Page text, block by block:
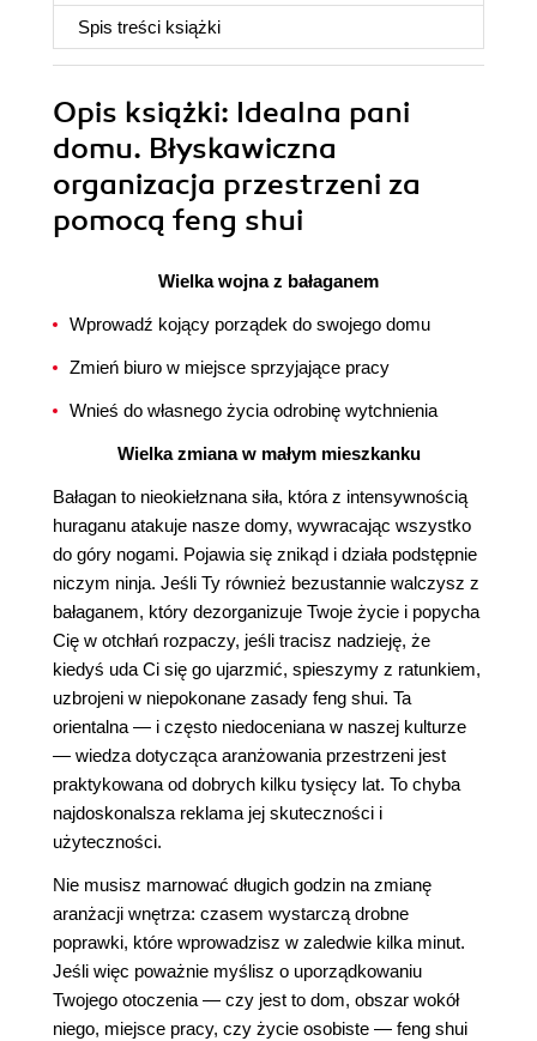
Spis treści książki
Opis książki: Idealna pani
domu. Błyskawiczna
organizacja przestrzeni za
pomocą feng shui
Wielka wojna z bałaganem
Wprowadź kojący porządek do swojego domu
Zmień biuro w miejsce sprzyjające pracy
Wnieś do własnego życia odrobinę wytchnienia
Wielka zmiana w małym mieszkanku
Bałagan to nieokiełznana siła, która z intensywnością
huraganu atakuje nasze domy, wywracając wszystko
do góry nogami. Pojawia się znikąd i działa podstępnie
niczym ninja. Jeśli Ty również bezustannie walczysz z
bałaganem, który dezorganizuje Twoje życie i popycha
Cię w otchłań rozpaczy, jeśli tracisz nadzieję, że
kiedyś uda Ci się go ujarzmić, spieszymy z ratunkiem,
uzbrojeni w niepokonane zasady feng shui. Ta
orientalna — i często niedoceniana w naszej kulturze
— wiedza dotycząca aranżowania przestrzeni jest
praktykowana od dobrych kilku tysięcy lat. To chyba
najdoskonalsza reklama jej skuteczności i
użyteczności.
Nie musisz marnować długich godzin na zmianę
aranżacji wnętrza: czasem wystarczą drobne
poprawki, które wprowadzisz w zaledwie kilka minut.
Jeśli więc poważnie myślisz o uporządkowaniu
Twojego otoczenia — czy jest to dom, obszar wokół
niego, miejsce pracy, czy życie osobiste — feng shui